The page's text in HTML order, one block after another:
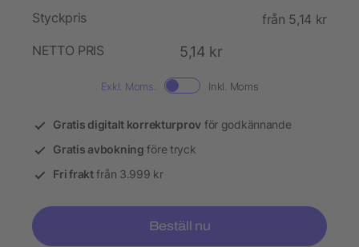
Styckpris
från 5,14 kr
NETTO PRIS
5,14 kr
Exkl. Moms. Inkl. Moms
Gratis digitalt korrekturprov för godkännande
Gratis avbokning före tryck
Fri fraktfrån 3.999 kr
Beställ nu